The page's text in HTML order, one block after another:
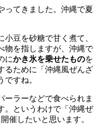
ってきました。沖縄で夏
小豆を砂糖で甘く煮て、
物を指しますが、沖縄で
にかき氷を乗せたものを
るために「沖縄風ぜんざ
すね。
ーラーなどで食べられま
。というわけで「沖縄ぜ
催したいと思います。